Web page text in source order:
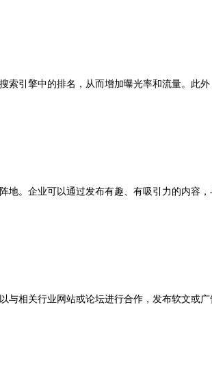
擎中的排名，从而增加曝光率和流量。此
企业可以通过发布有趣、有吸引力的内容
关行业网站或论坛进行合作，发布软文或广